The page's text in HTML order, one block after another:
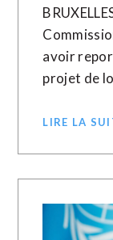
avoir
projet de
LIRE LA